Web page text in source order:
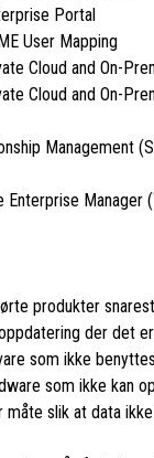
Portal
User Mapping
Cloud and On-
Cloud and On-
Management
Enterprise Manager
produkter snarest
der det
som ikke benyttes
som ikke kan
slik at data